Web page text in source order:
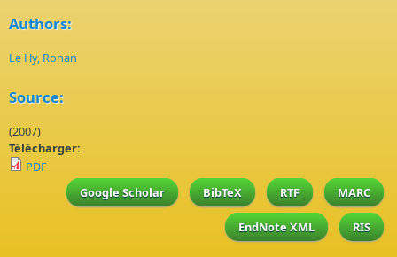
Authors:
Le Hy, Ronan
Source:
(2007)
Télécharger:
PDF
Google Scholar
BibTeX RTF MARC
EndNote XML RIS